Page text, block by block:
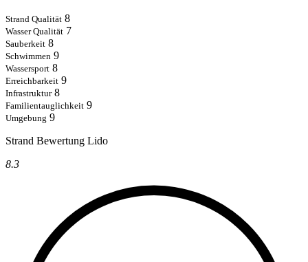
Strand Qualität 8
Wasser Qualität 7
Sauberkeit 8
Schwimmen 9
Wassersport 8
Erreichbarkeit 9
Infrastruktur 8
Familientauglichkeit 9
Umgebung 9
Strand Bewertung Lido
8.3